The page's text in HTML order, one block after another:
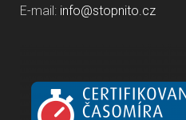
E-mail: info@stopnito.cz